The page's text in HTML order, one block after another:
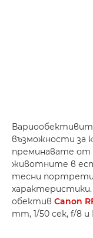
възможности за
преминавате от
животните в
тесни
обектив Canon
mm, 1/50 сек, f/8 и